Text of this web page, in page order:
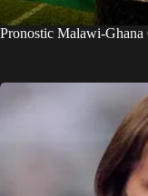
Pronostic Malawi-